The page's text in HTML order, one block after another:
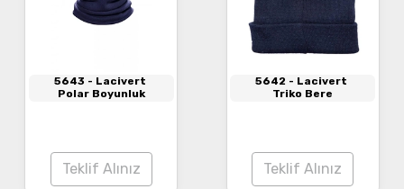
5643 - Lacivert
Polar Boyunluk
Teklif Alınız
5642 - Lacivert
Triko Bere
Teklif Alınız